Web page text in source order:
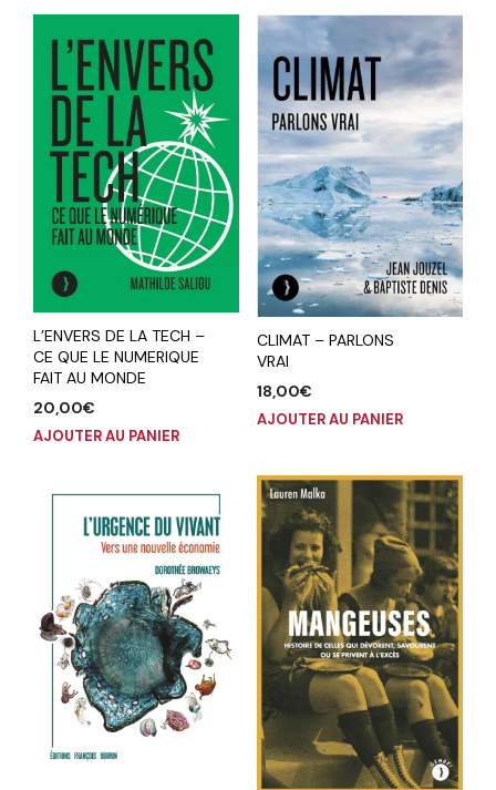
L’ENVERS DE LA TECH –
CE QUE LE NUMERIQUE
FAIT AU MONDE
20,00€
AJOUTER AU PANIER
CLIMAT – PARLONS
VRAI
18,00€
AJOUTER AU PANIER